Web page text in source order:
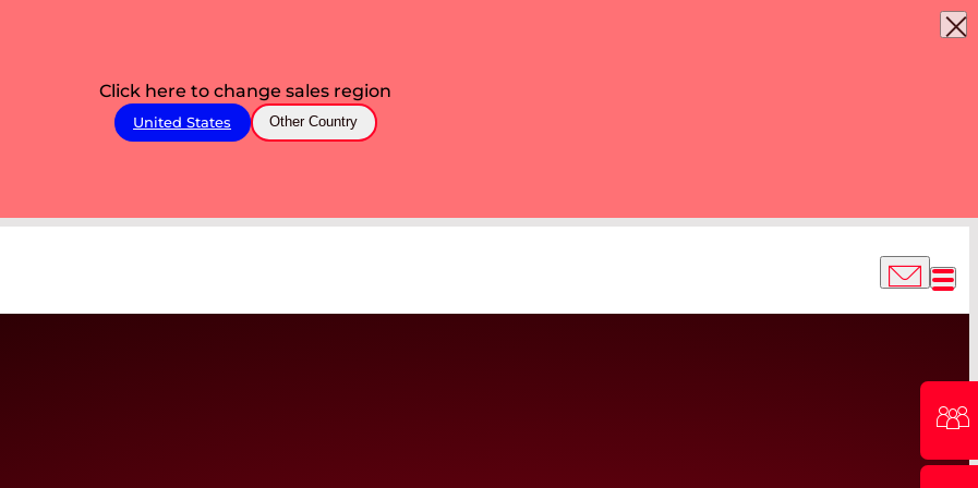
Click here to change sales region
United States Other Country